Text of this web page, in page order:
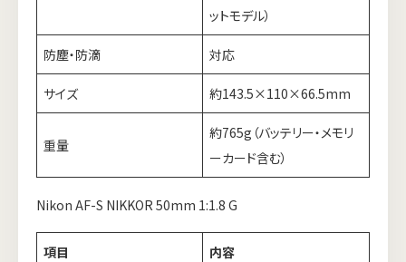
ットモデル）
防塵・防滴 対応
サイズ 約143.5×110×66.5mm
重量
約765g（バッテリー・メモリ
ーカード含む）
Nikon AF-S NIKKOR 50mm 1:1.8 G
項目 内容